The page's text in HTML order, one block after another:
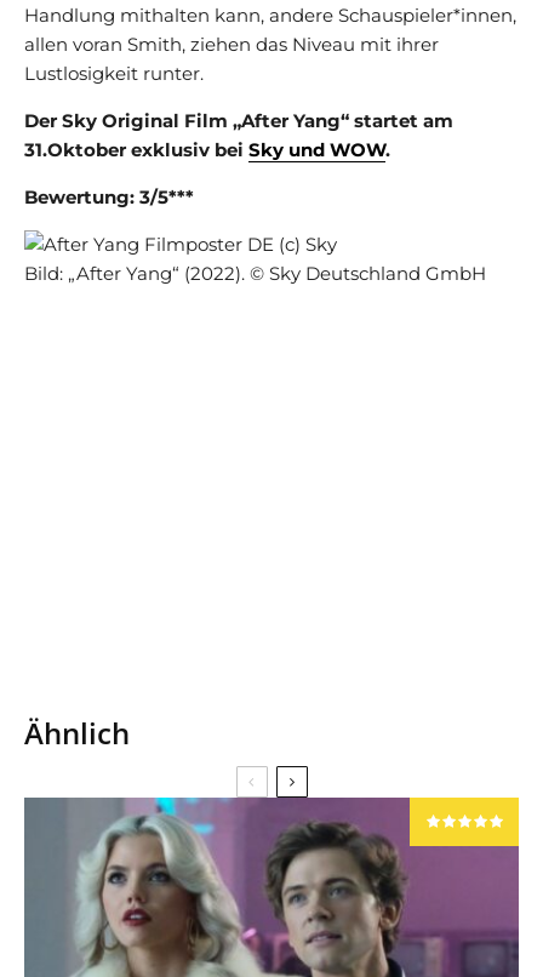
Handlung mithalten kann, andere Schauspieler*innen,
allen voran Smith, ziehen das Niveau mit ihrer
Lustlosigkeit runter.
Der Sky Original Film „After Yang“ startet am
31.Oktober exklusiv bei Sky und WOW.
Bewertung: 3/5***
Bild: „After Yang“ (2022). © Sky Deutschland GmbH
Ähnlich